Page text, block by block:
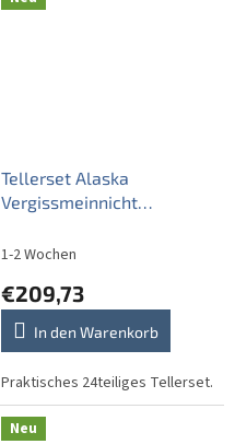
Tellerset Alaska
Vergissmeinnicht
1-2 Wochen
€209,73
In den Warenkorb
Praktisches 24teiliges Tellerset.
Neu